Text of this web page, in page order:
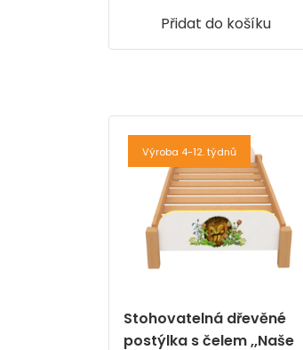
Přidat do košíku
Výroba 4-12. týdnů
Stohovatelná dřevěné
postýlka s čelem ,,Naše